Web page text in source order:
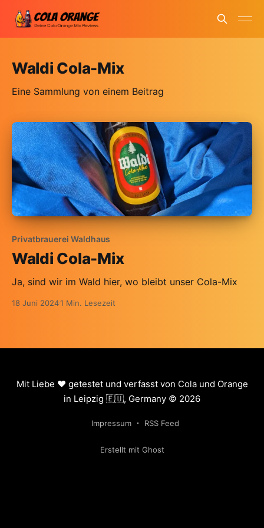
Waldi Cola-Mix
Eine Sammlung von einem Beitrag
Privatbrauerei Waldhaus
Waldi Cola-Mix
Ja, sind wir im Wald hier, wo bleibt unser Cola-Mix
18 Juni 20241 Min. Lesezeit
Mit Liebe ❤️ getestet und verfasst von Cola und Orange
in Leipzig 🇪🇺, Germany © 2026
Impressum RSS Feed
Erstellt mit Ghost